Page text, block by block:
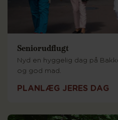
Seniorudflugt
Nyd en hyggelig dag på
og god mad.
PLANLÆG JERES DAG